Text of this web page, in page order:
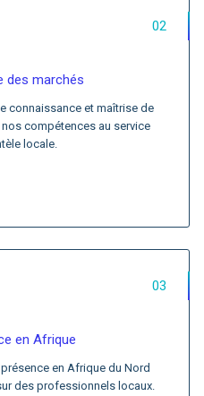
02
des marchés
connaissance et maîtrise de
compétences au service
locale.
03
en Afrique
en Afrique du Nord
des professionnels locaux.